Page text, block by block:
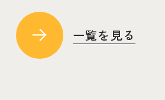
一覧を見る